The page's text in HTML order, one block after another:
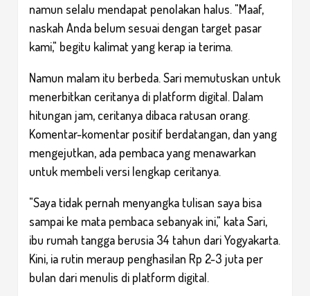
namun selalu mendapat penolakan halus. "Maaf,
naskah Anda belum sesuai dengan target pasar
kami," begitu kalimat yang kerap ia terima.
Namun malam itu berbeda. Sari memutuskan untuk
menerbitkan ceritanya di platform digital. Dalam
hitungan jam, ceritanya dibaca ratusan orang.
Komentar-komentar positif berdatangan, dan yang
mengejutkan, ada pembaca yang menawarkan
untuk membeli versi lengkap ceritanya.
"Saya tidak pernah menyangka tulisan saya bisa
sampai ke mata pembaca sebanyak ini," kata Sari,
ibu rumah tangga berusia 34 tahun dari Yogyakarta.
Kini, ia rutin meraup penghasilan Rp 2-3 juta per
bulan dari menulis di platform digital.